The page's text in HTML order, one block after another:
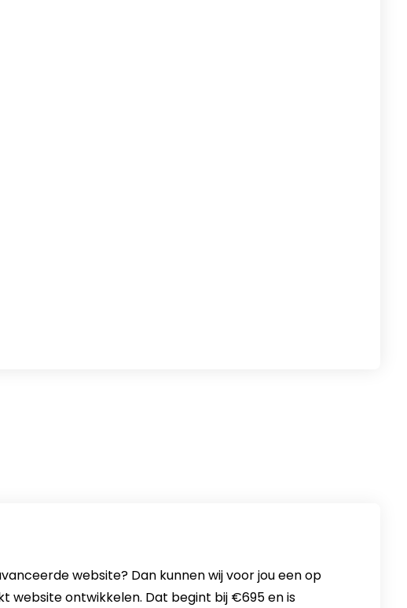
website? Dan kunnen wij voor jou een op
website ontwikkelen. Dat begint bij €695 en is